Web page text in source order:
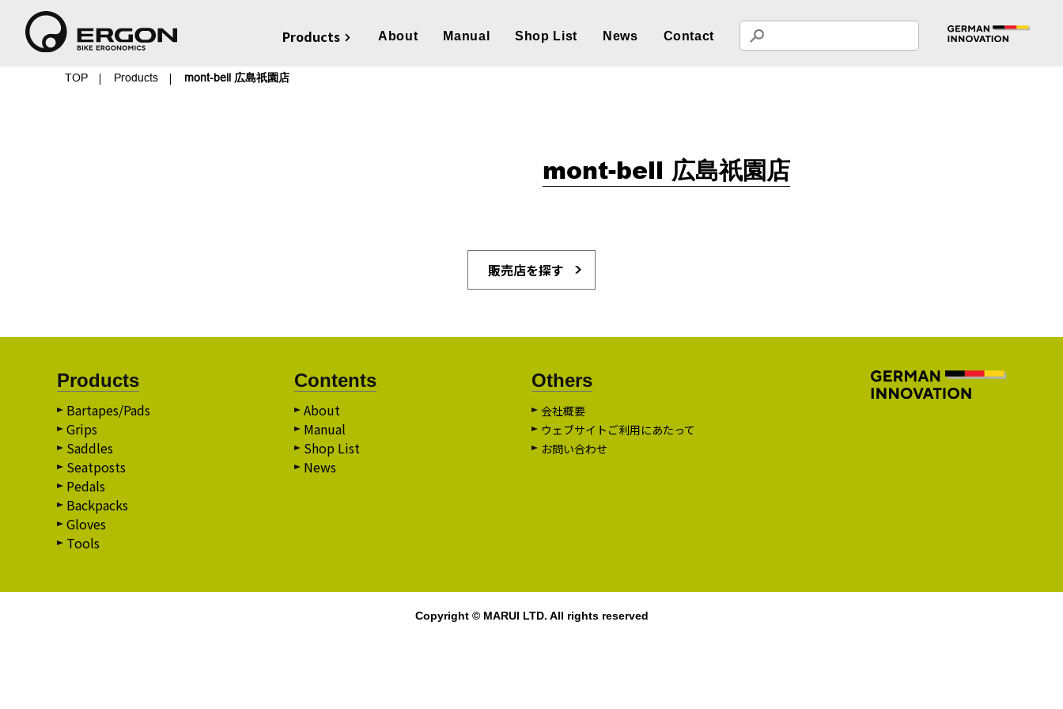
Products About Manual Shop List News Contact
TOP Products mont-bell 広島祇園店
mont-bell 広島祇園店
販売店を探す
Products
Bartapes/Pads
Grips
Saddles
Seatposts
Pedals
Backpacks
Gloves
Tools
Contents
About
Manual
Shop List
News
Others
会社概要
ウェブサイトご利用にあたって
お問い合わせ
Copyright © MARUI LTD. All rights reserved